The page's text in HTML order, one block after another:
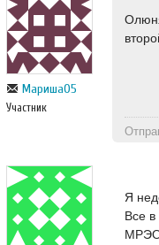
Мариша05
Участник
Я
Все в